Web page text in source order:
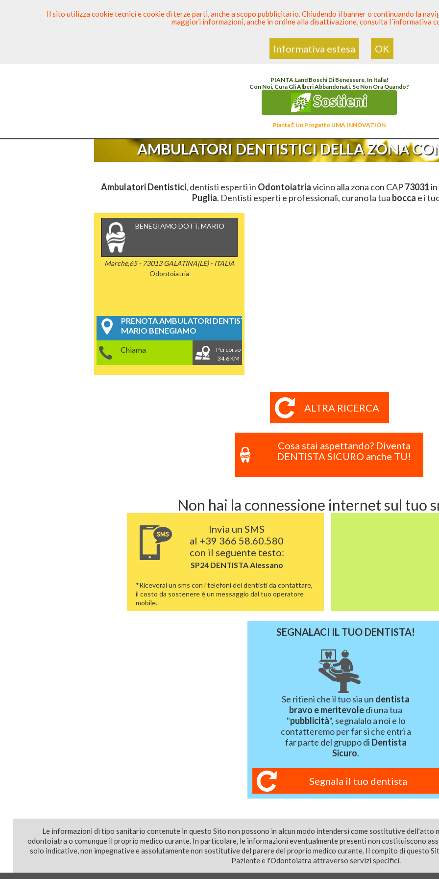
Elenco Dentista Sicuro>Odontoiatria>Ambulatori Dentistici>Puglia
PIANTA.LandBoschi Di Benessere, In Italia!
Con Noi, Cura Gli Alberi Abbandonati. Se Non Ora Quando?
Sostieni
Pianta È Un Progetto UMA INNOVATION
AMBULATORI DENTISTICI DELLA ZONA
Ambulatori Dentistici, dentisti esperti in Odontoiatriavicino alla zona con CAP73031
Puglia. Dentisti esperti e professionali, curano la tua bocca e i
BENEGIAMO DOTT. MARIO
Marche,65 - 73013 GALATINA(LE) - ITALIA
Odontoiatria
PRENOTA AMBULATORI DENTISTICI
MARIO BENEGIAMO
Chiama
Percorso
34,6 KM
ALTRA RICERCA
Cosa stai aspettando? Diventa
DENTISTA SICURO anche TU!
Non hai la connessione internet sul tuo
Invia un SMS
al +39 366 58.60.580
con il seguente testo:
SP24 DENTISTAAlessano
*Riceverai un sms con i telefoni dei dentisti da contattare,
il costo da sostenere è un messaggio dal tuo operatore
mobile.
SEGNALACI IL TUO DENTISTA!
Se ritieni che il tuo sia un dentista
bravo e meritevoledi una tua
"pubblicità", segnalalo a noi e lo
contatteremo per far si che entri a
far parte del gruppo di Dentista
Sicuro.
Segnala il tuo dentista
Le informazioni di tipo sanitario contenute in questo Sito non possono in alcun modo intendersi come sostitutive dell'atto
odontoiatra o comunque il proprio medico curante. In particolare, le informazioni eventualmente presenti non costituiscono
solo indicative, non impegnative e assolutamente non sostitutive del parere del proprio medico curante. Il compito di questo
Paziente e l'Odontoiatra attraverso servizi specifici.
Il sito utilizza cookie tecnici e cookie di terze parti, anche a scopo pubblicitario. Chiudendo il banner o continuando la
maggiori informazioni, anche in ordine alla disattivazione, consulta l´informativa
Informativa estesa OK